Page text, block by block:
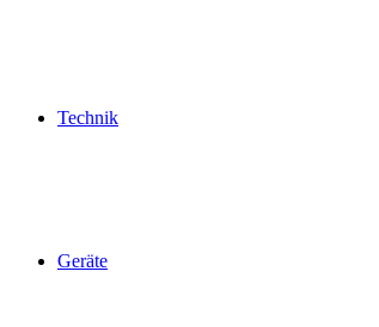
Technik
Geräte